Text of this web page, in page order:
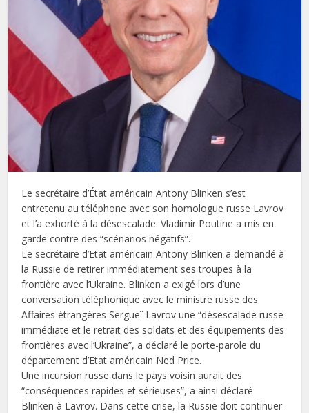
Le secrétaire d’État américain Antony Blinken s’est
entretenu au téléphone avec son homologue russe Lavrov
et l’a exhorté à la désescalade. Vladimir Poutine a mis en
garde contre des “scénarios négatifs”.
Le secrétaire d’Etat américain Antony Blinken a demandé à
la Russie de retirer immédiatement ses troupes à la
frontière avec l’Ukraine. Blinken a exigé lors d’une
conversation téléphonique avec le ministre russe des
Affaires étrangères Sergueï Lavrov une “désescalade russe
immédiate et le retrait des soldats et des équipements des
frontières avec l’Ukraine”, a déclaré le porte-parole du
département d’Etat américain Ned Price.
Une incursion russe dans le pays voisin aurait des
“conséquences rapides et sérieuses”, a ainsi déclaré
Blinken à Lavrov. Dans cette crise, la Russie doit continuer